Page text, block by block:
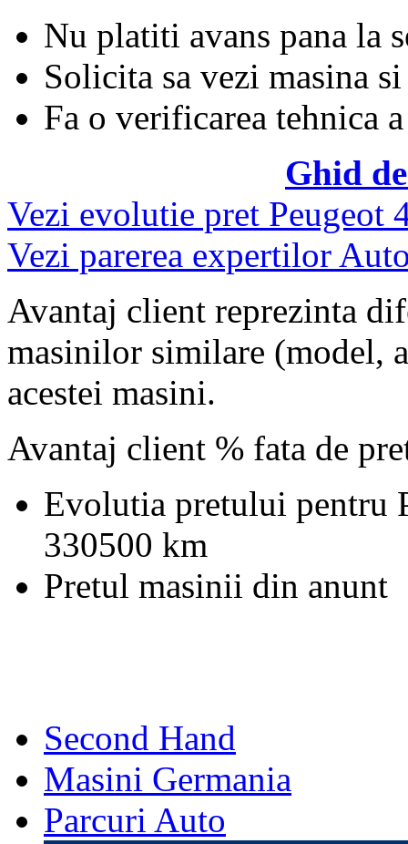
Nu platiti avans pana la
Solicita sa vezi masina si
Fa o verificarea tehnica
Ghid
Vezi evolutie pret Peugeot
Vezi parerea expertilor
Avantaj client reprezinta
masinilor similare (model,
acestei masini.
Avantaj client % fata de
Evolutia pretului pentru
330500 km
Pretul masinii din anunt
Second Hand
Masini Germania
Parcuri Auto